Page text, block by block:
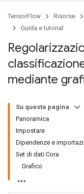
TensorFlow Risorse
Guida e tutorial
mediante
Su questa pagina
Panoramica
Impostare
Dipendenze e
Set di dati Cora
Grafico